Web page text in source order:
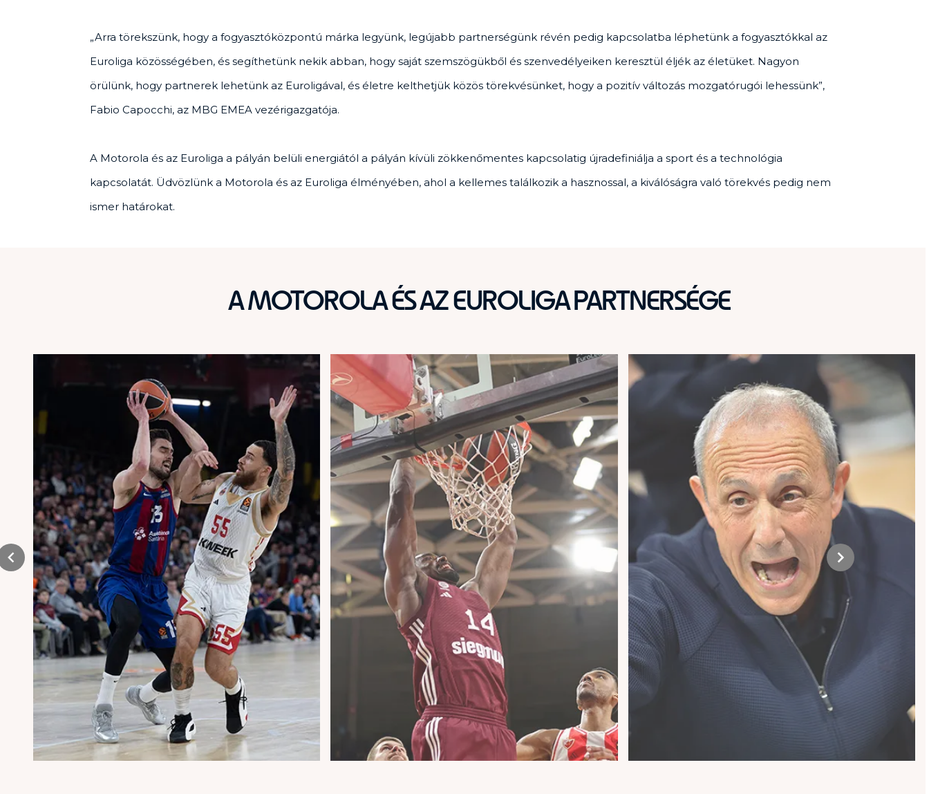
„Arra törekszünk, hogy a fogyasztóközpontú márka legyünk, legújabb partnerségünk révén pedig kapcsolatba léphetünk a fogyasztókkal az
Euroliga közösségében, és segíthetünk nekik abban, hogy saját szemszögükből és szenvedélyeiken keresztül éljék az életüket. Nagyon
örülünk, hogy partnerek lehetünk az Euroligával, és életre kelthetjük közös törekvésünket, hogy a pozitív változás mozgatórugói lehessünk”,
Fabio Capocchi, az MBG EMEA vezérigazgatója.
A Motorola és az Euroliga a pályán belüli energiától a pályán kívüli zökkenőmentes kapcsolatig újradefiniálja a sport és a technológia
kapcsolatát. Üdvözlünk a Motorola és az Euroliga élményében, ahol a kellemes találkozik a hasznossal, a kiválóságra való törekvés pedig nem
ismer határokat.
A MOTOROLA ÉS AZ EUROLIGA PARTNERSÉGE